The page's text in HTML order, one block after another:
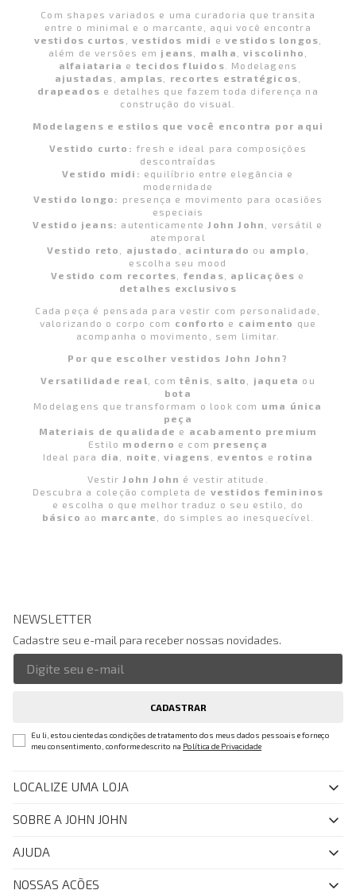
Com shapes variados e uma curadoria que transita
entre o minimal e o marcante, aqui você encontra
vestidos curtos
vestidos midi evestidos longos
além de versões em jeans malha ,viscolinho
alfaiataria e tecidos fluidos . Modelagens
ajustadas
amplas recortes estratégicos
drapeados e detalhes que fazem toda diferença na
construção do visual.
Modelagens e estilos que você encontra por aqui
Vestido curto: fresh e ideal para composições
descontraídas
Vestido midi: equilíbrio entre elegância e
modernidade
Vestido longo: presença e movimento para ocasiões
especiais
Vestido jeans: autenticamente John John
, versátil e
atemporal
Vestido reto
ajustado acinturado ou amplo
escolha seu mood
Vestido com recortes
fendas aplicações e
detalhes exclusivos
Cada peça é pensada para vestir com personalidade,
valorizando o corpo com conforto e caimento que
acompanha o movimento, sem limitar.
Por que escolher vestidos John John?
Versatilidade real , com tênis salto jaqueta ou
bota
Modelagens que transformam o look com uma única
peça
Materiais de qualidade e acabamento premium
Estilo moderno e com presença
Ideal para dia noite ,viagens eventos e rotina
Vestir John John é vestir atitude.
Descubra a coleção completa de vestidos femininos
e escolha o que melhor traduz o seu estilo, do
básico ao marcante , do simples ao inesquecível.
NEWSLETTER
Cadastre seu e-mail para receber nossas novidades.
CADASTRAR
Eu li, estou ciente das condições de tratamento dos meus dados pessoais e forneço
meu consentimento, conforme descrito na Política de Privacidade
LOCALIZE UMA LOJA
SOBRE A JOHN JOHN
Quem Somos
AJUDA
FAQ
NOSSAS AÇÕES